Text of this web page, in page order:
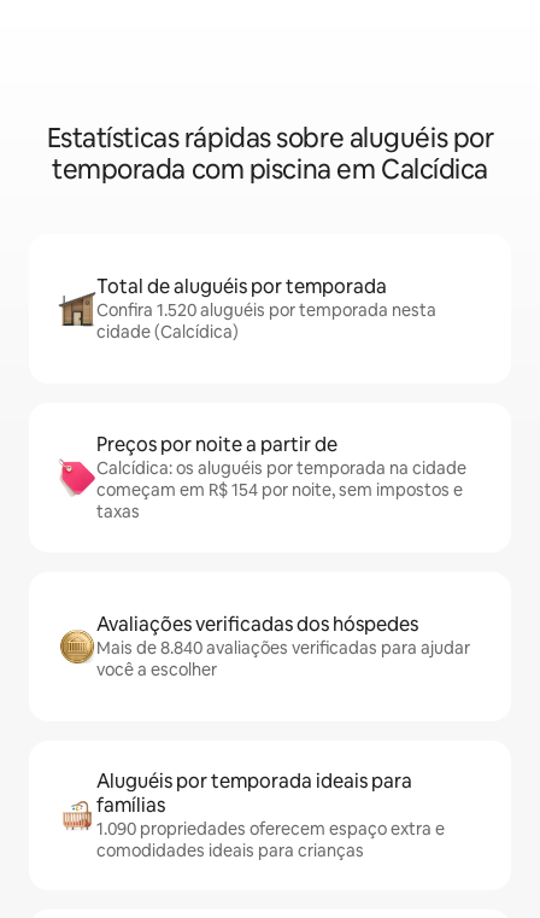
Estatísticas rápidas sobre aluguéis por
temporada com piscina em Calcídica
Total de aluguéis por temporada
Confira 1.520 aluguéis por temporada nesta
cidade (Calcídica)
Preços por noite a partir de
Calcídica: os aluguéis por temporada na cidade
começam em R$ 154 por noite, sem impostos e
taxas
Avaliações verificadas dos hóspedes
Mais de 8.840 avaliações verificadas para ajudar
você a escolher
Aluguéis por temporada ideais para
famílias
1.090 propriedades oferecem espaço extra e
comodidades ideais para crianças